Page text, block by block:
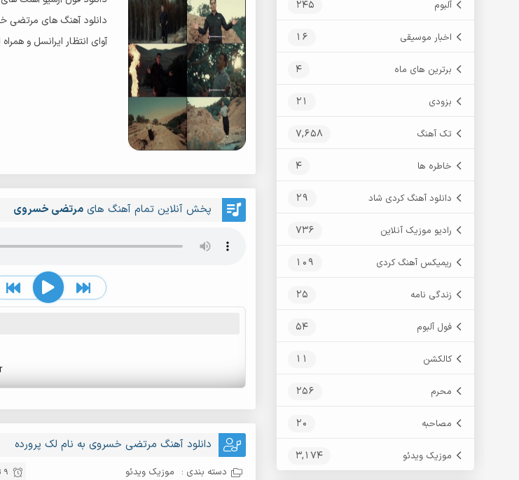
آلبوم 245
اخبار موسیقی 16
برترین های ماه 4
بزودی 21
تک آهنگ 7,658
خاطره ها 4
دانلود آهنگ کردی شاد 29
رادیو موزیک آنلاین 736
ریمیکس آهنگ کردی 109
زندگی نامه 25
فول آلبوم 54
کالکشن 11
محرم 256
مصاحبه 20
موزیک ویدئو 3,174
دانلود آهنگ های مرتضی خسروی با
آوای انتظار ایرانسل و
پخش آنلاین تمام آهنگ های مرتضی خسروی
دانلود آهنگ مرتضی خسروی به نام لک پرورده
دسته بندی : موزیک ویدئو 9 تیر 1401